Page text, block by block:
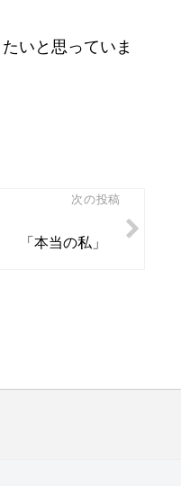
いと思っていま
次の投稿
「本当の私」